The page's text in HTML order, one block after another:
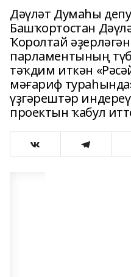
Дәүләт Думаһы
Башҡортостан
Ҡоролтай
парламентының
тәҡдим иткән
мәғариф
үҙгәрештәр
проектын ҡабул